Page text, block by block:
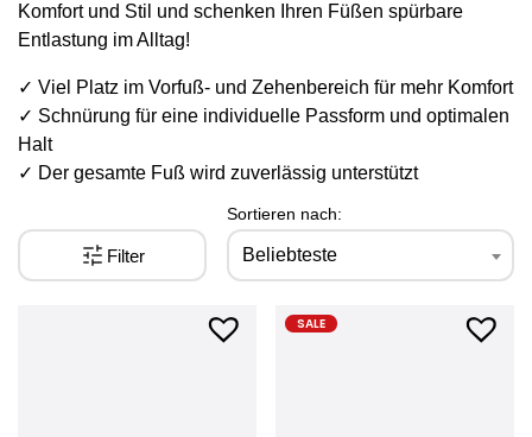
Komfort und Stil und schenken Ihren Füßen spürbare
Entlastung im Alltag!
✓ Viel Platz im Vorfuß- und Zehenbereich für mehr Komfort
✓ Schnürung für eine individuelle Passform und optimalen
Halt
✓ Der gesamte Fuß wird zuverlässig unterstützt
Sortieren nach:
Beliebteste
Filter
SALE